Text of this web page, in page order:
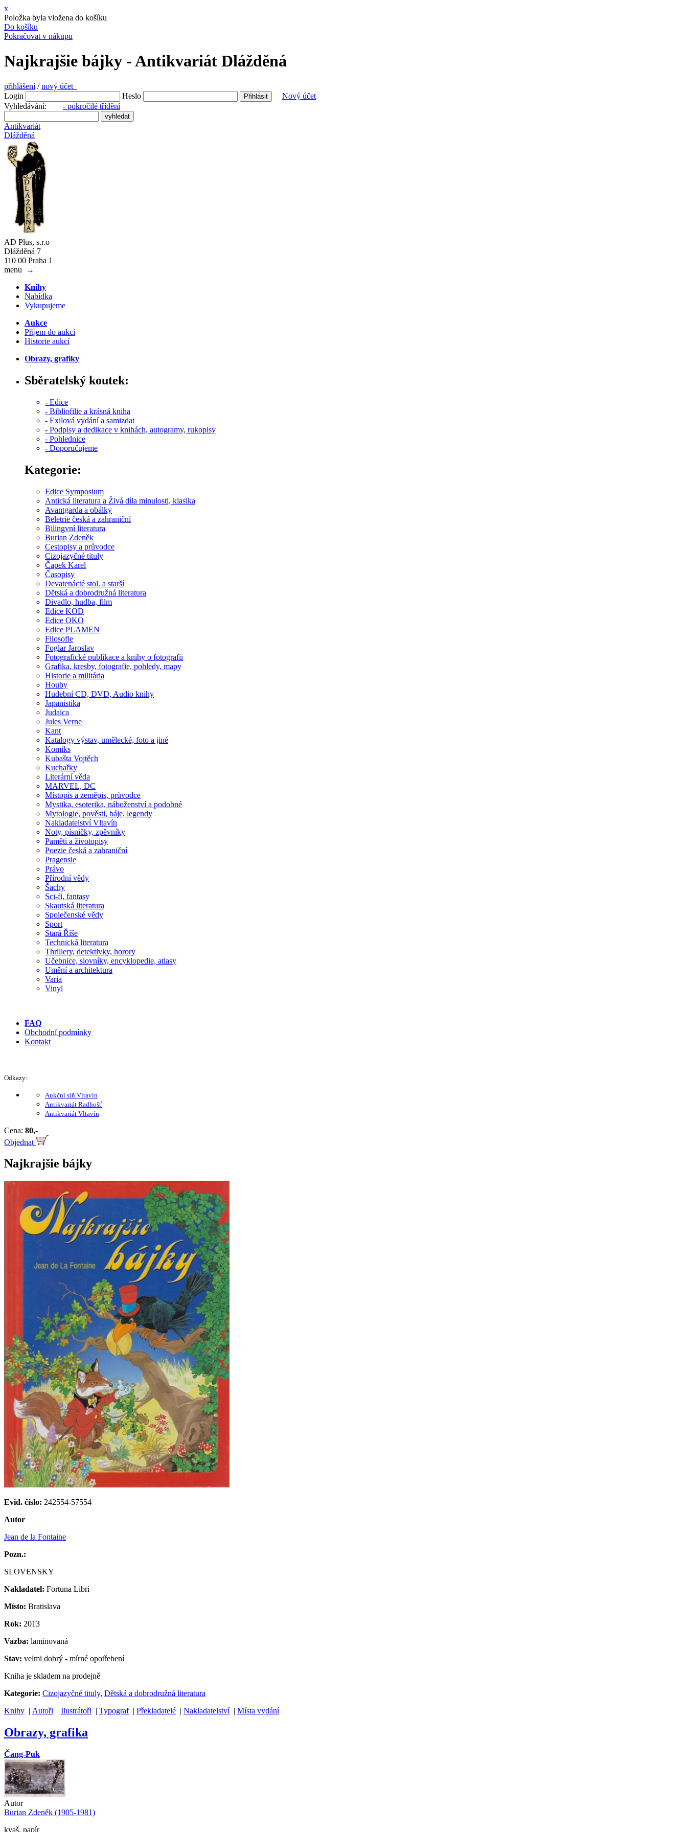
x
Položka byla vložena do košíku
Do košíku
Pokračovat v nákupu
Najkrajšie bájky - Antikvariát Dlážděná
přihlášení/nový účet
Login
Heslo
Nový účet
Vyhledávání: - pokročilé třídění
Antikvariát
Dlážděná
AD Plus, s.r.o
Dlážděná 7
110 00 Praha 1
menu
→
Knihy
Nabídka
Vykupujeme
Aukce
Příjem do aukcí
Historie aukcí
Obrazy, grafiky
Sběratelský koutek:
- Edice
- Bibliofilie a krásná kniha
- Exilová vydání a samizdat
- Podpisy a dedikace v knihách, autogramy, rukopisy
- Pohlednice
- Doporučujeme
Kategorie:
Edice Symposium
Antická literatura a Živá díla minulosti, klasika
Avantgarda a obálky
Beletrie česká a zahraniční
Bilingvní literatura
Burian Zdeněk
Cestopisy a průvodce
Cizojazyčné tituly
Čapek Karel
Časopisy
Devatenácté stol. a starší
Dětská a dobrodružná literatura
Divadlo, hudba, film
Edice KOD
Edice OKO
Edice PLAMEN
Filosofie
Foglar Jaroslav
Fotografické publikace a knihy o fotografii
Grafika, kresby, fotografie, pohledy, mapy
Historie a militária
Houby
Hudební CD, DVD, Audio knihy
Japanistika
Judaica
Jules Verne
Kant
Katalogy výstav, umělecké, foto a jiné
Komiks
Kubašta Vojtěch
Kuchařky
Literární věda
MARVEL, DC
Místopis a zeměpis, průvodce
Mystika, esoterika, náboženství a podobné
Mytologie, pověsti, báje, legendy
Nakladatelství Vltavín
Noty, písničky, zpěvníky
Paměti a životopisy
Poezie česká a zahraniční
Pragensie
Právo
Přírodní vědy
Šachy
Sci-fi, fantasy
Skautská literatura
Společenské vědy
Sport
Stará Říše
Technická literatura
Thrillery, detektivky, horory
Učebnice, slovníky, encyklopedie, atlasy
Umění a architektura
Varia
Vinyl
FAQ
Obchodní podmínky
Kontakt
Odkazy:
Aukční síň Vltavín
Antikvariát Radhošť
Antikvariát Vltavín
Cena: 80,-
Objednat
Najkrajšie bájky
Evid. číslo: 242554-57554
Autor
Jean de la Fontaine
Pozn.:
SLOVENSKY
Nakladatel: Fortuna Libri
Místo: Bratislava
Rok: 2013
Vazba: laminovaná
Stav: velmi dobrý - mírné opotřebení
Kniha je skladem na prodejně
Kategorie: Cizojazyčné tituly, Dětská a dobrodružná literatura
Knihy | Autoři | Ilustrátoři | Typograf| Překladatelé | Nakladatelství| Místa vydání
Obrazy, grafika
Čang-Puk
Autor
Burian Zdeněk (1905-1981)
kvaš, papír